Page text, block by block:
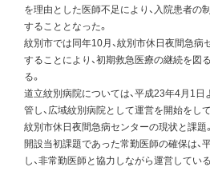
を理由とした医師不足により、入院患者の
することとなった。
紋別市では同年10月、紋別市休日夜間急
することにより、初期救急医療の継続を図
る。
道立紋別病院については、平成23年4月1日
管し、広域紋別病院として運営を開始をして
紋別市休日夜間急病センターの現状と課題。
開設当初課題であった常勤医師の確保は、
し、非常勤医師と協力しながら運営してい